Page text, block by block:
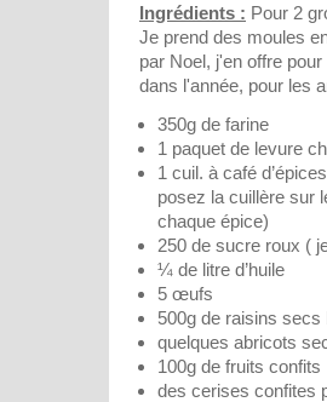
Ingrédients : Pour 2
Je prend des moules
par Noel, j'en offre
dans l'année, pour les
350g de farine
1 paquet de levure
1 cuil. à café
posez la cuillère sur
chaque épice)
250 de sucre roux (
¼ de litre d’huile
5 œufs
500g de raisins secs
quelques abricots
100g de fruits confits
des cerises confites